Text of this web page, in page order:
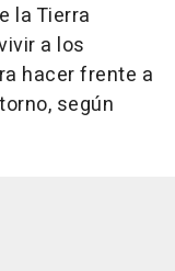
la Tierra
a los
hacer frente a
según